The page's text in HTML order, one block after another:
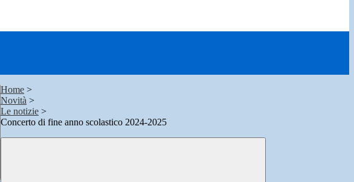
Home >
Novità >
Le notizie >
Concerto di fine anno scolastico 2024-2025